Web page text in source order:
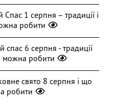
1 серпня – традиції і
робити
спас 6 серпня - традиції
можна робити
свято 8 серпня і що
робити